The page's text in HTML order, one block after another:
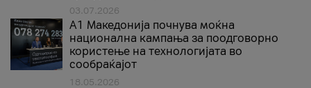
03.07.2026
A1 Македонија почнува моќна
национална кампања за поодговорно
користење на технологијата во
сообраќајот
18.05.2026